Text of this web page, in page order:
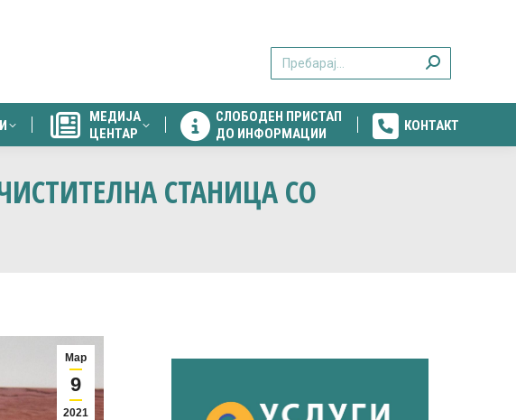
МЕДИЈА
ЦЕНТАР
СЛОБОДЕН ПРИСТАП
ДО ИНФОРМАЦИИ
КОНТАКТ
СТАНИЦА СО
Мар
9
2021